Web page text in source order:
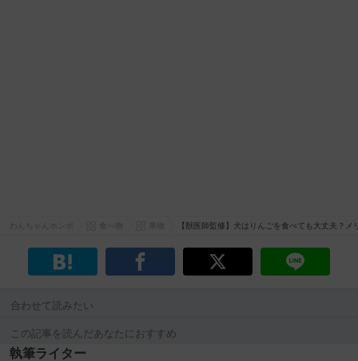
【獣医師監修】犬はりんごを食べても大丈夫？
合わせて読みたい
この記事を読んだあなたにおすすめ
執筆ライター